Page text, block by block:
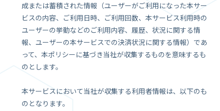
成または蓄積された情報（ユーザーがご利用になった本サー
ビスの内容、ご利用日時、ご利用回数、本サービス利用時の
ユーザーの挙動などのご利用内容、履歴、状況に関する情
報、ユーザーの本サービスでの決済状況に関する情報）であ
って、本ポリシーに基づき当社が収集するものを意味するも
のとします。
本サービスにおいて当社が収集する利用者情報は、以下のも
のとなります。